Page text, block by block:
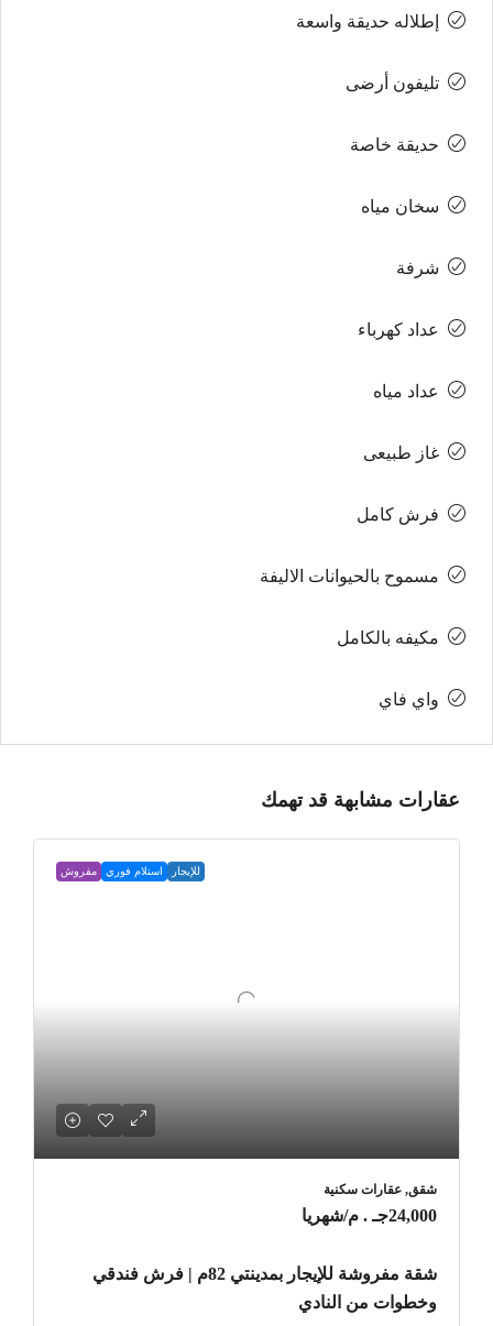
إطلاله حديقة واسعة
تليفون أرضى
حديقة خاصة
سخان مياه
شرفة
عداد كهرباء
عداد مياه
غاز طبيعى
فرش كامل
مسموح بالحيوانات الاليفة
مكيفه بالكامل
واي فاي
عقارات مشابهة قد تهمك
للإيجار استلام فوري مفروش
شقق, عقارات سكنية
24,000جـ . م /شهريا
شقة مفروشة للإيجار بمدينتي 82م | فرش فندقي
وخطوات من النادي